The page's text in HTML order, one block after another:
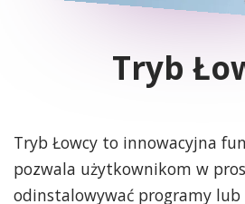
Tryb
Tryb Łowcy to innowacyjna
pozwala użytkownikom w
odinstalowywać programy lub